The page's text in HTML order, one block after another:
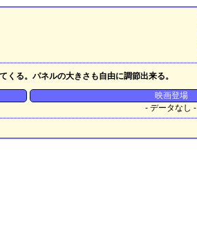
る。パネルの大きさも自由に調節出来る。
映画登場
- データなし -